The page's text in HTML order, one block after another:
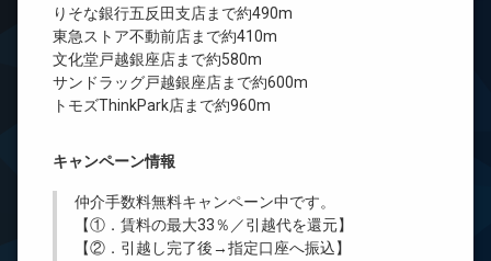
りそな銀行五反田支店まで約490m
東急ストア不動前店まで約410m
文化堂戸越銀座店まで約580m
サンドラッグ戸越銀座店まで約600m
トモズThinkPark店まで約960m
キャンペーン情報
仲介手数料無料キャンペーン中です。
【①．賃料の最大33％／引越代を還元】
【②．引越し完了後→指定口座へ振込】